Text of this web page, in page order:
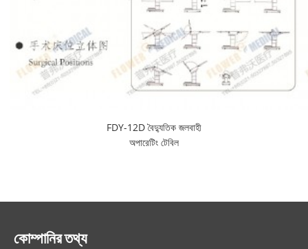
FDY-12D বৈদ্যুতিক জলবাহী
অপারেটিং টেবিল
কোম্পানির তথ্য